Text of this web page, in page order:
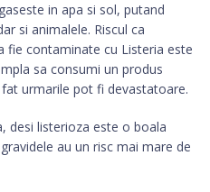
in apa si sol, putand
si animalele. Riscul ca
fie contaminate cu Listeria este
sa consumi un produs
urmarile pot fi devastatoare.
desi listerioza este o boala
au un risc mai mare de